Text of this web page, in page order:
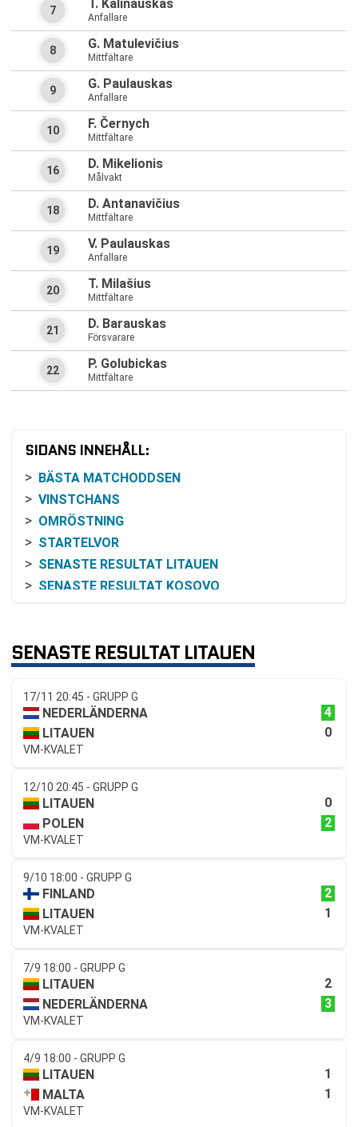
T. Kalinauskas
Anfallare
7
G. Matulevičius
Mittfältare
8
G. Paulauskas
Anfallare
9
F. Černych
Mittfältare
10
D. Mikelionis
Målvakt
16
D. Antanavičius
Mittfältare
18
V. Paulauskas
Anfallare
19
T. Milašius
Mittfältare
20
D. Barauskas
Försvarare
21
P. Golubickas
Mittfältare
22
SIDANS INNEHÅLL:
BÄSTA MATCHODDSEN
VINSTCHANS
OMRÖSTNING
STARTELVOR
SENASTE RESULTAT LITAUEN
SENASTE RESULTAT KOSOVO
RELATERADE NYHETER
SENASTE RESULTAT LITAUEN
17/11 20:45 - GRUPP G
NEDERLÄNDERNA
4
LITAUEN
0
VM-KVALET
12/10 20:45 - GRUPP G
LITAUEN
0
POLEN
2
VM-KVALET
9/10 18:00 - GRUPP G
FINLAND
2
LITAUEN
1
VM-KVALET
7/9 18:00 - GRUPP G
LITAUEN
2
NEDERLÄNDERNA
3
VM-KVALET
4/9 18:00 - GRUPP G
LITAUEN
1
MALTA
1
VM-KVALET